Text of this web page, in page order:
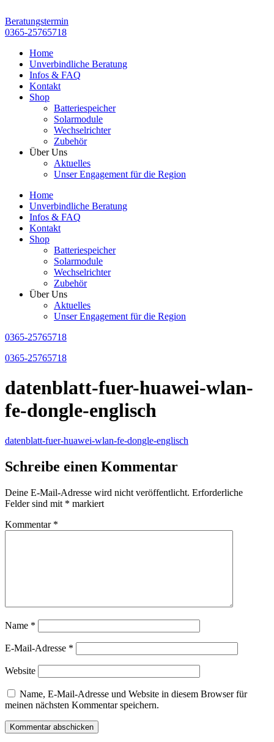
Inhalt
springen
Beratungstermin
0365-25765718
Home
Unverbindliche Beratung
Infos & FAQ
Kontakt
Shop
Batteriespeicher
Solarmodule
Wechselrichter
Zubehör
Über Uns
Aktuelles
Unser Engagement für die Region
Home
Unverbindliche Beratung
Infos & FAQ
Kontakt
Shop
Batteriespeicher
Solarmodule
Wechselrichter
Zubehör
Über Uns
Aktuelles
Unser Engagement für die Region
0365-25765718
0365-25765718
datenblatt-fuer-huawei-wlan-
fe-dongle-englisch
datenblatt-fuer-huawei-wlan-fe-dongle-englisch
Schreibe einen Kommentar
Deine E-Mail-Adresse wird nicht veröffentlicht. Erforderliche
Felder sind mit * markiert
Kommentar *
Name *
E-Mail-Adresse *
Website
Name, E-Mail-Adresse und Website in diesem Browser für
meinen nächsten Kommentar speichern.